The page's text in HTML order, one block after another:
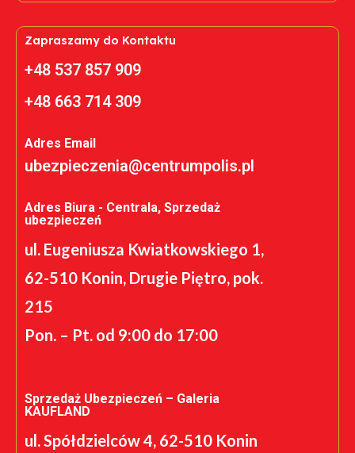
Zapraszamy do Kontaktu
+48 537 857 909
+48 663 714 309
Adres Email
ubezpieczenia@centrumpolis.pl
Adres Biura - Centrala, Sprzedaż
ubezpieczeń
ul. Eugeniusza Kwiatkowskiego 1,
62-510 Konin, Drugie Piętro, pok.
215
Pon. – Pt. od 9:00 do 17:00
Sprzedaż Ubezpieczeń – Galeria
KAUFLAND
ul. Spółdzielców 4, 62-510 Konin